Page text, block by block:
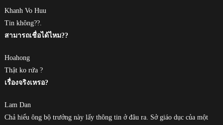
Khanh Vo Huu
Tin không??.
สามารถเชื่อได้ไหม??
Hoahong
Thật ko rứa ?
เรื่องจริงเหรอ?
Lam Dan
Chả hiểu ông bộ trưởng này lấy thông tin ở đâu ra. Sở giáo dục của một